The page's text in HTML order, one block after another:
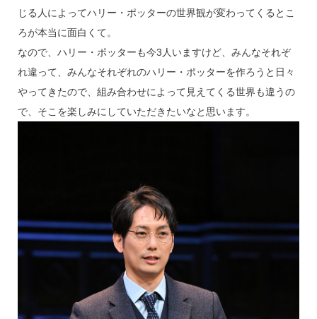
じる人によってハリー・ポッターの世界観が変わってくるとこ
ろが本当に面白くて。
なので、ハリー・ポッターも今3人いますけど、みんなそれぞ
れ違って、みんなそれぞれのハリー・ポッターを作ろうと日々
やってきたので、組み合わせによって見えてくる世界も違うの
で、そこを楽しみにしていただきたいなと思います。